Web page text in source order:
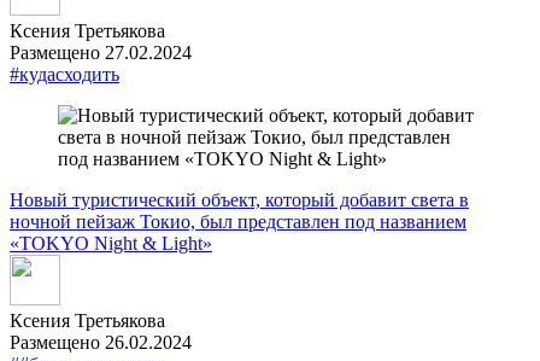
Ксения Третьякова
Размещено 27.02.2024
#кудасходить
Новый туристический объект, который добавит света в
ночной пейзаж Токио, был представлен под названием
«TOKYO Night & Light»
Ксения Третьякова
Размещено 26.02.2024